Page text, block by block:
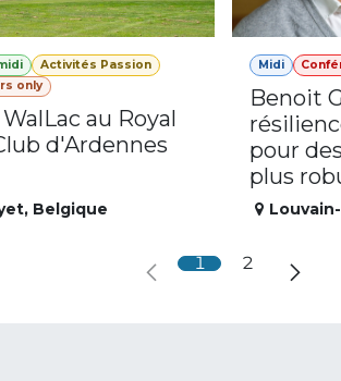
Activités Passion
only
au Royal
d'Ardennes
, Belgique
Midi
Benoit
pour
plus
1 2